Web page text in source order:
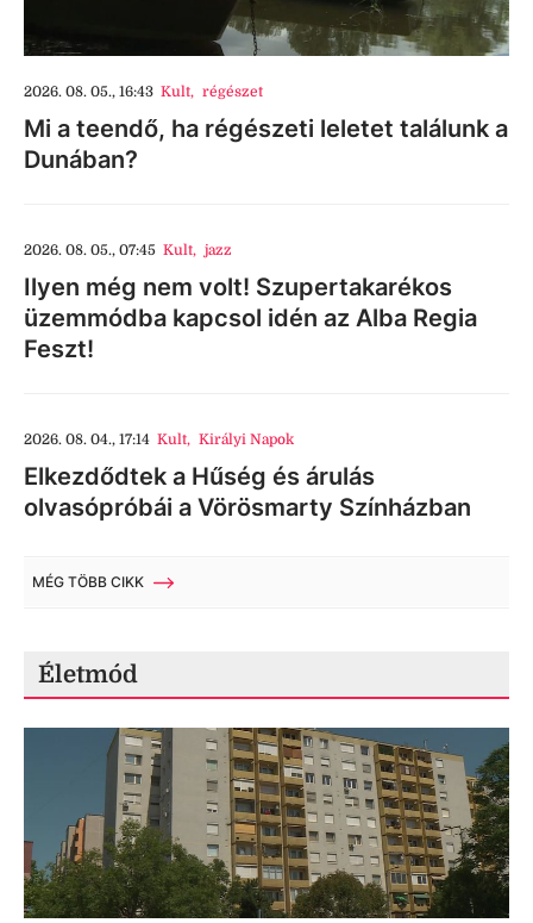
2026. 08. 05., 16:43 Kult, régészet
Mi a teendő, ha régészeti leletet találunk a
Dunában?
2026. 08. 05., 07:45 Kult, jazz
Ilyen még nem volt! Szupertakarékos
üzemmódba kapcsol idén az Alba Regia
Feszt!
2026. 08. 04., 17:14 Kult, Királyi Napok
Elkezdődtek a Hűség és árulás
olvasópróbái a Vörösmarty Színházban
MÉG TÖBB CIKK
Életmód